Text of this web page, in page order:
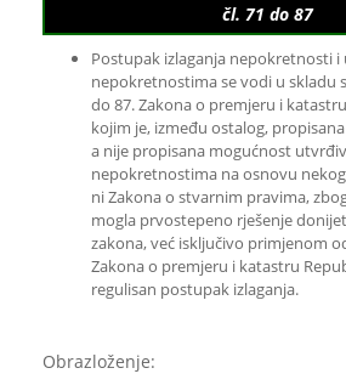
čl. 71 do 87
Postupak izlaganja nepokretnosti
nepokretnostima se vodi u skladu
do 87. Zakona o premjeru i
kojim je, između ostalog,
a nije propisana mogućnost
nepokretnostima na osnovu
ni Zakona o stvarnim pravima,
mogla prvostepeno rješenje
zakona, već isključivo primjenom
Zakona o premjeru i katastru
regulisan postupak izlaganja.
Obrazloženje: